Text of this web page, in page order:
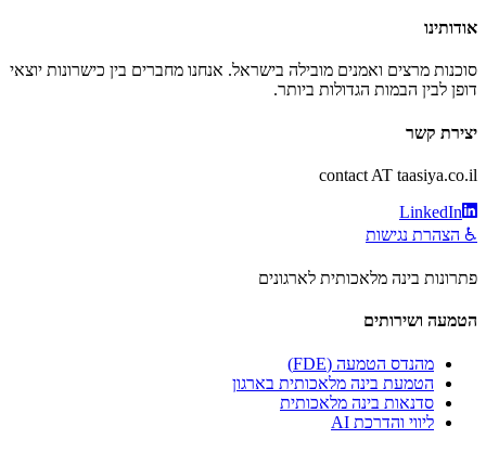
אודותינו
סוכנות מרצים ואמנים מובילה בישראל. אנחנו מחברים בין כישרונות יוצאי
דופן לבין הבמות הגדולות ביותר.
יצירת קשר
contact AT taasiya.co.il
LinkedIn
♿ הצהרת נגישות
פתרונות בינה מלאכותית לארגונים
הטמעה ושירותים
מהנדס הטמעה (FDE)
הטמעת בינה מלאכותית בארגון
סדנאות בינה מלאכותית
ליווי והדרכת AI